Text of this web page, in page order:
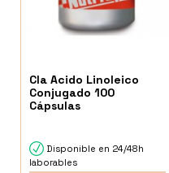
Cla Acido Linoleico
Conjugado 100
Cápsulas
Disponible en 24/48h
laborables